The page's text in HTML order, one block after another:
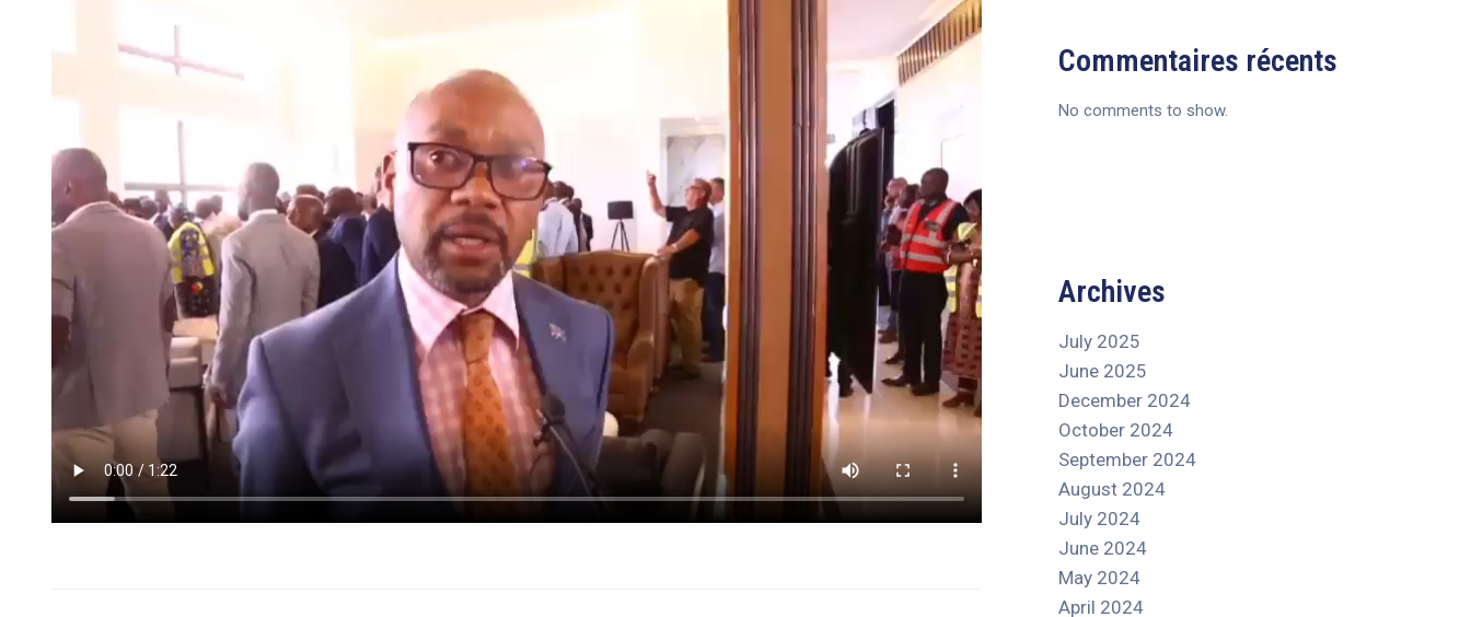
Commentaires récents
No comments to show.
Archives
July 2025
June 2025
December 2024
October 2024
September 2024
August 2024
July 2024
June 2024
May 2024
April 2024